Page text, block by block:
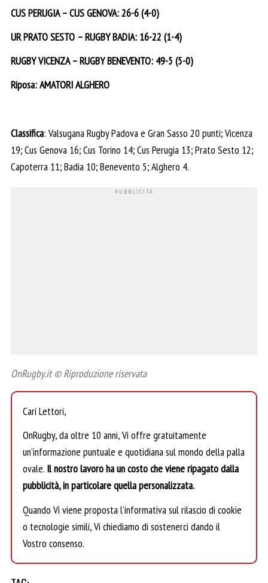
CUS PERUGIA – CUS GENOVA: 26-6 (4-0)
UR PRATO SESTO – RUGBY BADIA: 16-22 (1-4)
RUGBY VICENZA – RUGBY BENEVENTO: 49-5 (5-0)
Riposa: AMATORI ALGHERO
Classifica: Valsugana Rugby Padova e Gran Sasso 20 punti; Vicenza
19; Cus Genova 16; Cus Torino 14; Cus Perugia 13; Prato Sesto 12;
Capoterra 11; Badia 10; Benevento 5; Alghero 4.
OnRugby.it © Riproduzione riservata
Cari Lettori,
OnRugby, da oltre 10 anni, Vi offre gratuitamente
un’informazione puntuale e quotidiana sul mondo della palla
ovale. Il nostro lavoro ha un costo che viene ripagato dalla
pubblicità, in particolare quella personalizzata.
Quando Vi viene proposta l’informativa sul rilascio di cookie
o tecnologie simili, Vi chiediamo di sostenerci dando il
Vostro consenso.